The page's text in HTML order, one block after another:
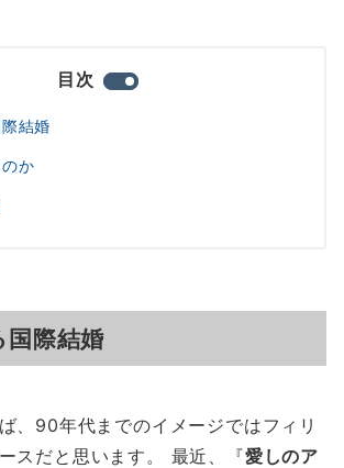
目次
結婚
か
国際結婚
、90年代までのイメージではフィリ
スだと思います。 最近、『愛しのア